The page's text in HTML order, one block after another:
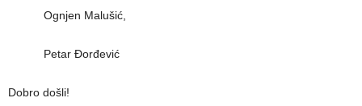
Ognjen Malušić,
Petar Đorđević
Dobro došli!